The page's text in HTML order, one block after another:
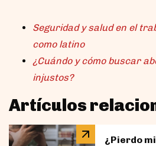
Seguridad y salud en el
como latino
¿Cuándo y cómo buscar
injustos?
Artículos
¿Pierdo